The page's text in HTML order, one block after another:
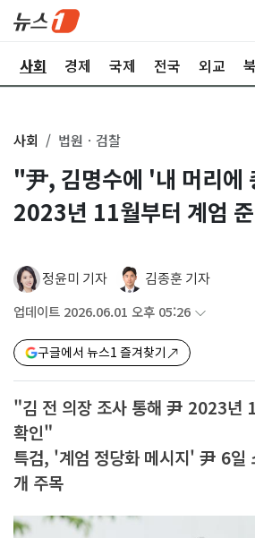
사회 경제 국제 전국 외교
사회 법원ㆍ검찰
"尹, 김명수에 '내 머리
2023년 11월부터 계엄
정윤미 기자 김종훈 기자
업데이트 2026.06.01 오후 05:26
구글에서 뉴스1 즐겨찾기
"김 전 의장 조사 통해 尹 2023년
확인"
특검, '계엄 정당화 메시지' 尹 6
개 주목